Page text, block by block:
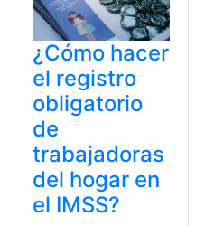
¿Cómo hacer
el registro
obligatorio
de
trabajadoras
del hogar en
el IMSS?